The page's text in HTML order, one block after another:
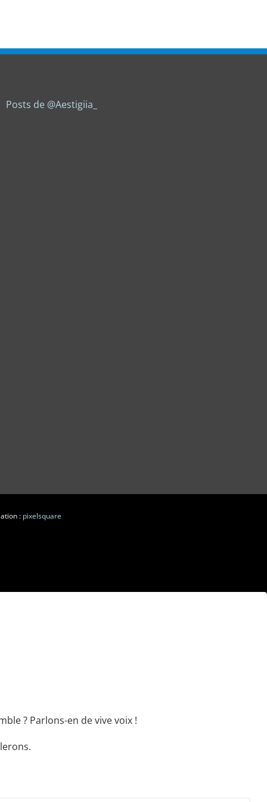
Posts de @Aestigiia_
: pixelsquare
? Parlons-en de vive voix !